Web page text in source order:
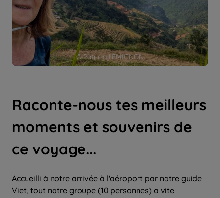
© Patricia LEMIGNON
Raconte-nous tes meilleurs
moments et souvenirs de
ce voyage...
Accueilli à notre arrivée à l'aéroport par notre guide
Viet, tout notre groupe (10 personnes) a vite